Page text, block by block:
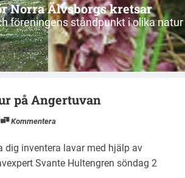
Aktuellt NiNÄ
Aktiviteter NiNÄ
Om oss
Norra Älvsborgs kretsar
föreningens ståndpunkt i olika natur
på Angertuvan
Kommentera
dig inventera lavar med hjälp av
Svante Hultengren söndag 2